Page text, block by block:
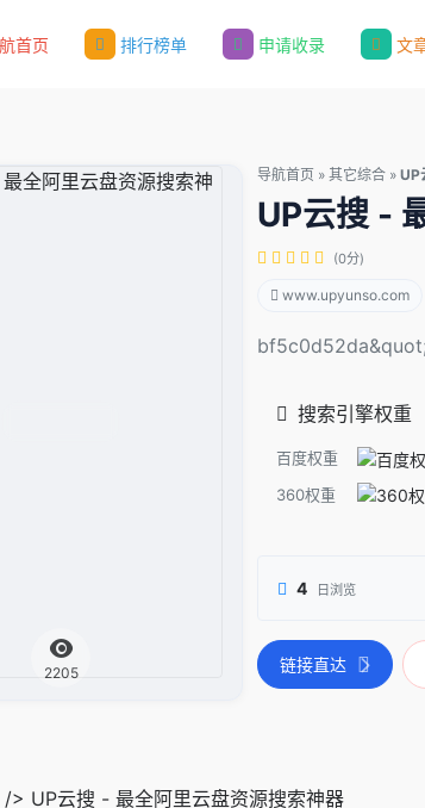
首页 排行榜单 申请收录 文
2205
导航首页 » 其它综合 » UP
UP云搜 -
(0分)
www.upyunso.com
搜索引擎权重
百度权重
360权重
4 日浏览
链接直达
UP云搜 - 最全阿里云盘资源搜索神器